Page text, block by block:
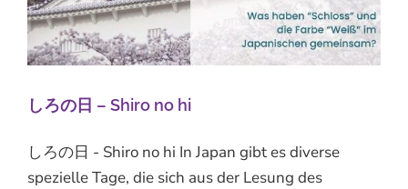
しろの日 – Shiro no hi
しろの日 - Shiro no hi In Japan gibt es diverse
spezielle Tage, die sich aus der Lesung des